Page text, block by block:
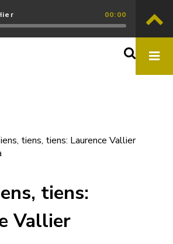
00:00
tiens, tiens: Laurence Vallier
tiens:
Vallier